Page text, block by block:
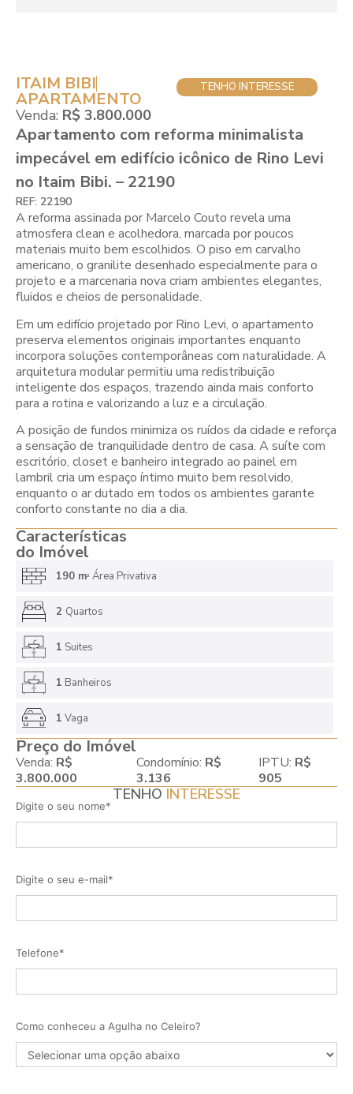
ITAIM BIBI
APARTAMENTO
Venda: R$ 3.800.000
TENHO INTERESSE
Apartamento com reforma minimalista
impecável em edifício icônico de Rino Levi
no Itaim Bibi. – 22190
REF: 22190
A reforma assinada por Marcelo Couto revela uma
atmosfera clean e acolhedora, marcada por poucos
materiais muito bem escolhidos. O piso em carvalho
americano, o granilite desenhado especialmente para o
projeto e a marcenaria nova criam ambientes elegantes,
fluidos e cheios de personalidade.
Em um edifício projetado por Rino Levi, o apartamento
preserva elementos originais importantes enquanto
incorpora soluções contemporâneas com naturalidade. A
arquitetura modular permitiu uma redistribuição
inteligente dos espaços, trazendo ainda mais conforto
para a rotina e valorizando a luz e a circulação.
A posição de fundos minimiza os ruídos da cidade e reforça
a sensação de tranquilidade dentro de casa. A suíte com
escritório, closet e banheiro integrado ao painel em
lambril cria um espaço íntimo muito bem resolvido,
enquanto o ar dutado em todos os ambientes garante
conforto constante no dia a dia.
Características
do Imóvel
190 m2 Área Privativa
2 Quartos
1 Suites
1 Banheiros
1 Vaga
Preço do Imóvel
Venda: R$
3.800.000
Condomínio: R$
3.136
IPTU: R$
905
TENHO INTERESSE
Digite o seu nome*
Digite o seu e-mail*
Telefone*
Como conheceu a Agulha no Celeiro?